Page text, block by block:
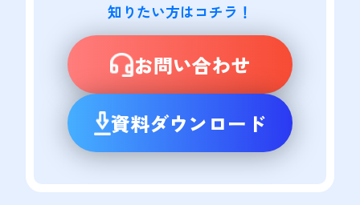
知りたい方はコチラ！
お問い合わせ
資料ダウンロード